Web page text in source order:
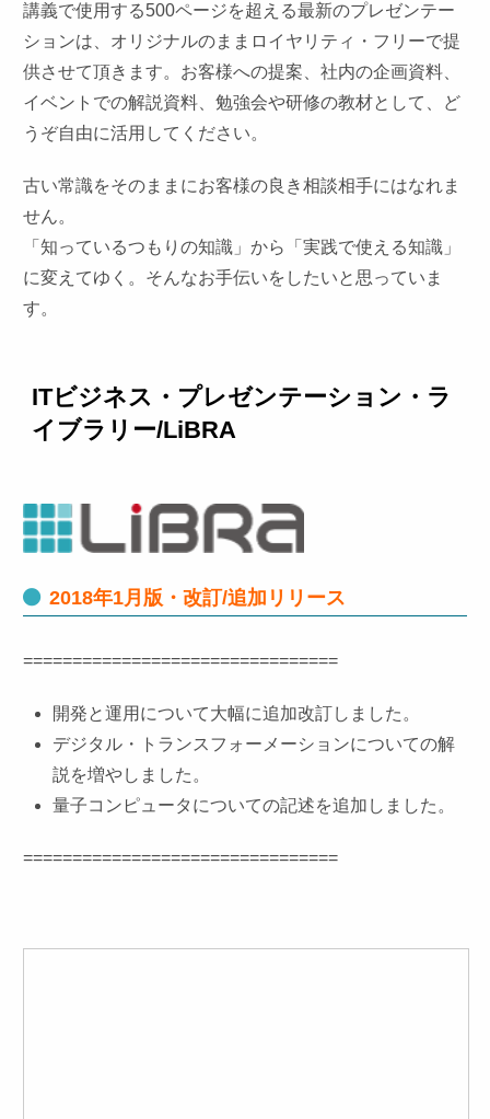
講義で使用する500ページを超える最新のプレゼンテー
ションは、オリジナルのままロイヤリティ・フリーで提
供させて頂きます。お客様への提案、社内の企画資料、
イベントでの解説資料、勉強会や研修の教材として、ど
うぞ自由に活用してください。
古い常識をそのままにお客様の良き相談相手にはなれま
せん。
「知っているつもりの知識」から「実践で使える知識」
に変えてゆく。そんなお手伝いをしたいと思っていま
す。
ITビジネス・プレゼンテーション・ラ
イブラリー/LiBRA
2018年1月版・改訂/追加リリース
================================
開発と運用について大幅に追加改訂しました。
デジタル・トランスフォーメーションについての解
説を増やしました。
量子コンピュータについての記述を追加しました。
================================